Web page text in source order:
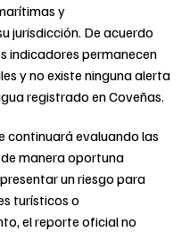
y
jurisdicción. De acuerdo
indicadores permanecen
y no existe ninguna alerta
registrado en Coveñas.
continuará evaluando las
manera oportuna
un riesgo para
turísticos o
el reporte oficial no